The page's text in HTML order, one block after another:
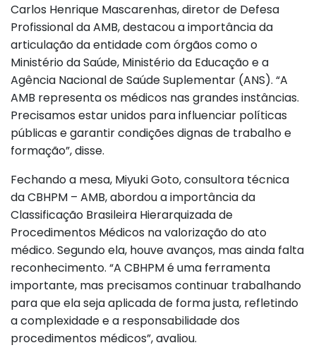
Carlos Henrique Mascarenhas, diretor de Defesa
Profissional da AMB, destacou a importância da
articulação da entidade com órgãos como o
Ministério da Saúde, Ministério da Educação e a
Agência Nacional de Saúde Suplementar (ANS). “A
AMB representa os médicos nas grandes instâncias.
Precisamos estar unidos para influenciar políticas
públicas e garantir condições dignas de trabalho e
formação”, disse.
Fechando a mesa, Miyuki Goto, consultora técnica
da CBHPM – AMB, abordou a importância da
Classificação Brasileira Hierarquizada de
Procedimentos Médicos na valorização do ato
médico. Segundo ela, houve avanços, mas ainda falta
reconhecimento. “A CBHPM é uma ferramenta
importante, mas precisamos continuar trabalhando
para que ela seja aplicada de forma justa, refletindo
a complexidade e a responsabilidade dos
procedimentos médicos”, avaliou.